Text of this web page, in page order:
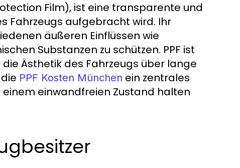
Film), ist eine transparente und
Fahrzeugs aufgebracht wird. Ihr
äußeren Einflüssen wie
Substanzen zu schützen. PPF ist
Ästhetik des Fahrzeugs über lange
PPF Kosten München ein zentrales
einem einwandfreien Zustand halten